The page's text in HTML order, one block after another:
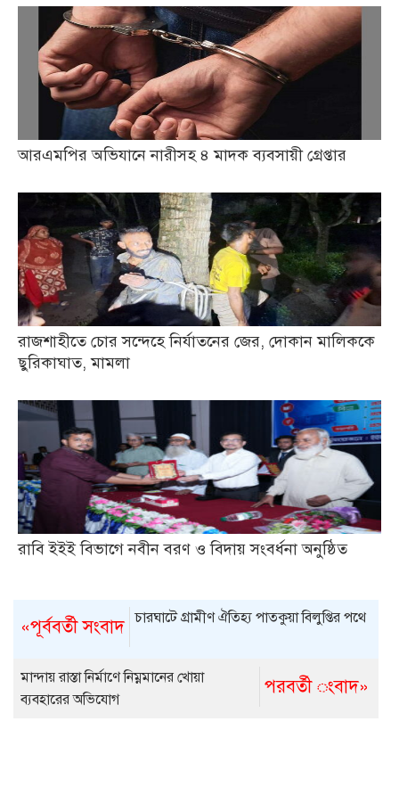
আরএমপির অভিযানে নারীসহ ৪ মাদক ব্যবসায়ী গ্রেপ্তার
রাজশাহীতে চোর সন্দেহে নির্যাতনের জের, দোকান মালিককে
ছুরিকাঘাত, মামলা
রাবি ইইই বিভাগে নবীন বরণ ও বিদায় সংবর্ধনা অনুষ্ঠিত
«পূর্ববর্তী সংবাদ চারঘাটে গ্রামীণ ঐতিহ্য পাতকুয়া বিলুপ্তির পথে
পরবর্তী ংবাদ»
মান্দায় রাস্তা নির্মাণে নিম্নমানের খোয়া
ব্যবহারের অভিযোগ